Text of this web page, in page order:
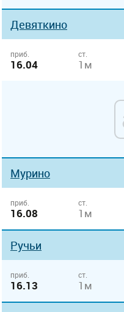
Девяткино
приб.
16.04
ст.
1м
Мурино
приб.
16.08
ст.
1м
Ручьи
приб.
16.13
ст.
1м